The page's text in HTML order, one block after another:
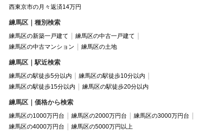
西東京市の月々返済14万円
練馬区｜種別検索
練馬区の新築一戸建て
練馬区の中古一戸建て
練馬区の中古マンション
練馬区の土地
練馬区｜駅近検索
練馬区の駅徒歩5分以内
練馬区の駅徒歩10分以内
練馬区の駅徒歩15分以内
練馬区の駅徒歩20分以内
練馬区｜価格から検索
練馬区の1000万円台 練馬区の2000万円台
練馬区の3000万円台
練馬区の4000万円台
練馬区の5000万円以上